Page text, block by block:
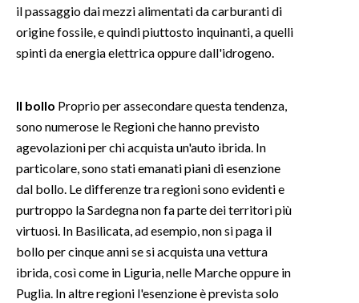
TENNIS
ALTRI SPORT
SPETTACOLI
GOSSIP
SALUTE
SARDEGNA TURISMO
SARDI NEL MONDO
NOTIZIE
il passaggio dai mezzi alimentati da carburanti di
origine fossile, e quindi piuttosto inquinanti, a quelli
spinti da energia elettrica oppure dall'idrogeno.
Il bollo Proprio per assecondare questa tendenza,
sono numerose le Regioni che hanno previsto
agevolazioni per chi acquista un'auto ibrida. In
particolare, sono stati emanati piani di esenzione
dal bollo. Le differenze tra regioni sono evidenti e
purtroppo la Sardegna non fa parte dei territori più
virtuosi. In Basilicata, ad esempio, non si paga il
bollo per cinque anni se si acquista una vettura
ibrida, così come in Liguria, nelle Marche oppure in
Puglia. In altre regioni l'esenzione è prevista solo